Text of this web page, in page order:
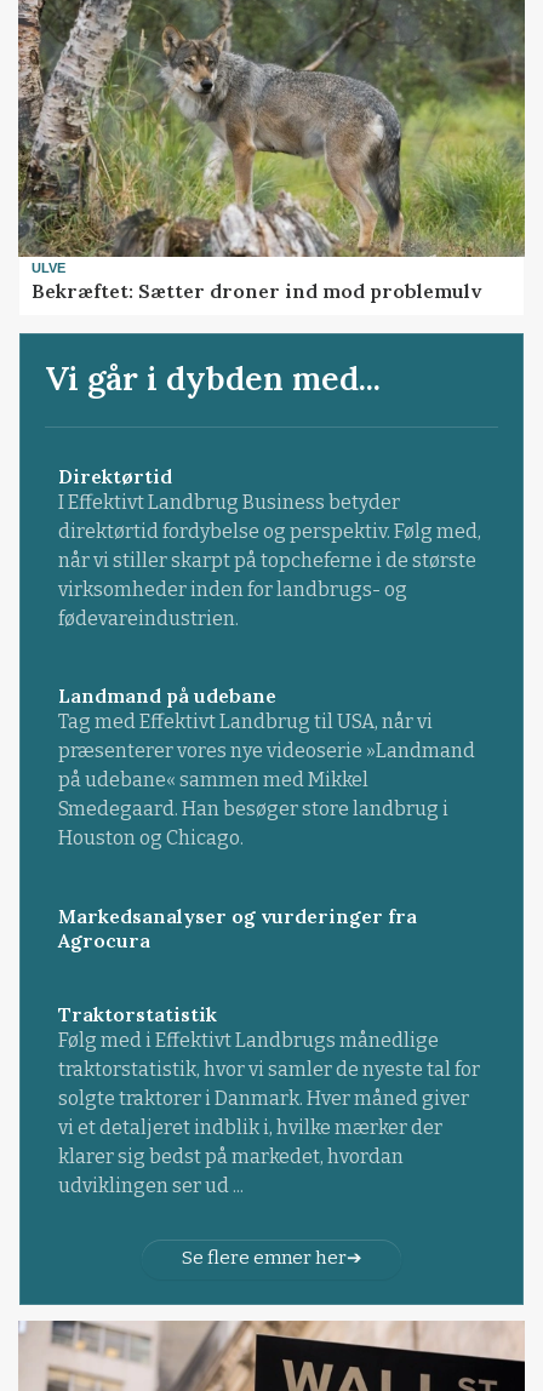
ULVE
Bekræftet: Sætter droner ind mod problemulv
Vi går i dybden med...
Direktørtid
I Effektivt Landbrug Business betyder
direktørtid fordybelse og perspektiv. Følg med,
når vi stiller skarpt på topcheferne i de største
virksomheder inden for landbrugs- og
fødevareindustrien.
Landmand på udebane
Tag med Effektivt Landbrug til USA, når vi
præsenterer vores nye videoserie »Landmand
på udebane« sammen med Mikkel
Smedegaard. Han besøger store landbrug i
Houston og Chicago.
Markedsanalyser og vurderinger fra
Agrocura
Traktorstatistik
Følg med i Effektivt Landbrugs månedlige
traktorstatistik, hvor vi samler de nyeste tal for
solgte traktorer i Danmark. Hver måned giver
vi et detaljeret indblik i, hvilke mærker der
klarer sig bedst på markedet, hvordan
udviklingen ser ud ...
Se flere emner her